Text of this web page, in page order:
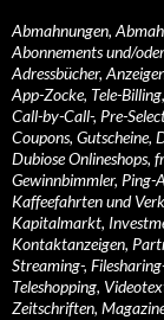
Abmahnungen,
Abonnements und/
Adressbücher,
App-Zocke, Tele-
Call-by-Call-, Pre-
Coupons, Gutscheine,
Dubiose Onlineshops,
Gewinnbimmler,
Kaffeefahrten und
Kapitalmarkt,
Kontaktanzeigen,
Streaming-,
Teleshopping,
Zeitschriften,